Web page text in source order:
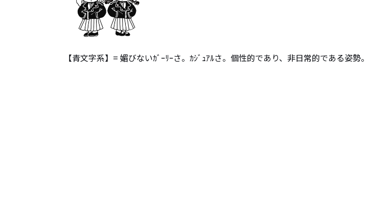
【青文字系】= 媚びないｶﾞｰﾘｰさ。ｶｼﾞｭｱﾙさ。個性的であり、非日常的である姿勢。